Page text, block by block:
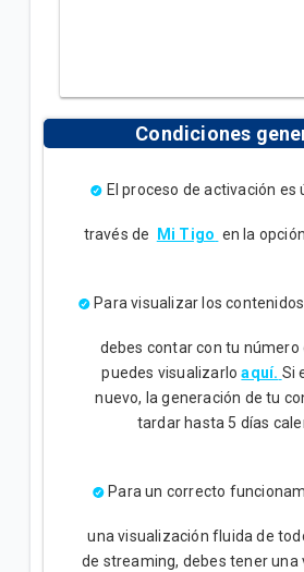
Condiciones
El proceso de activación es
través de Mi Tigo en la
Para visualizar los
debes contar con tu número
puedes visualizarloaquí. Si
nuevo, la generación de tu
tardar hasta 5 días
Para un correcto
una visualización fluida de
de streaming, debes tener una